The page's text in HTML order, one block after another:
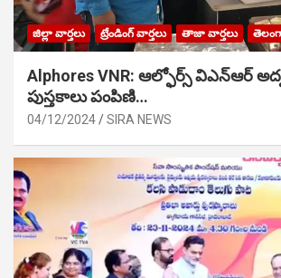
జిల్లా వార్తలు ట్రేండింగ్ వార్తలు తాజా వార్తలు
Alphores VNR: ఆల్ఫోర్స్ విఎన్ఆర్
పుస్తకాలు పంపిణి…
04/12/2024 SIRA NEWS